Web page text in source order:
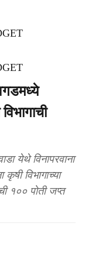
येथे विनापरवाना
विभागाच्या
१०० पोती जप्त